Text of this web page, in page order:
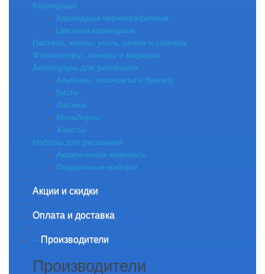
Карандаши
Карандаши чернографитные
Цветные карандаши
Пастель, мелки, уголь, сепия и сангина
Фломастеры, линеры и маркеры
Аксессуары для рисования
Альбомы, планшеты и бумага
Кисти
Ластики
Мольберты
Холсты
Наборы для рисования
Акварельная живопись
Подарочные наборы
Акции и скидки
Оплата и доставка
+- Производители
Производители